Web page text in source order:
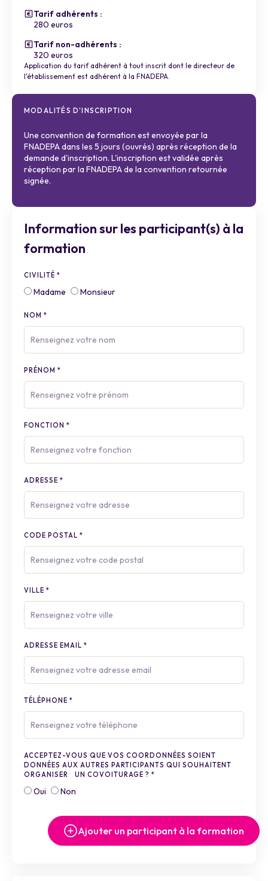
Tarif adhérents :
280 euros
Tarif non-adhérents :
320 euros
Application du tarif adhérent à tout inscrit dont le directeur de
l'établissement est adhérent à la FNADEPA.
MODALITÉS D'INSCRIPTION
Une convention de formation est envoyée par la
FNADEPA dans les 5 jours (ouvrés) après réception de la
demande d'inscription. L'inscription est validée après
réception par la FNADEPA de la convention retournée
signée.
Formation
Information sur les participant(s) à la
formation
Ajouter un participant à la formation
CIVILITÉ *
Madame Monsieur
NOM *
PRÉNOM *
FONCTION *
ADRESSE *
CODE POSTAL *
VILLE *
ADRESSE EMAIL *
TÉLÉPHONE *
ACCEPTEZ-VOUS QUE VOS COORDONNÉES SOIENT
DONNÉES AUX AUTRES PARTICIPANTS QUI SOUHAITENT
ORGANISER UN COVOITURAGE ? *
Oui Non
you
human,
this
field